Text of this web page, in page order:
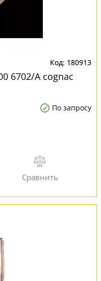
180913
6702/А cognac
По запросу